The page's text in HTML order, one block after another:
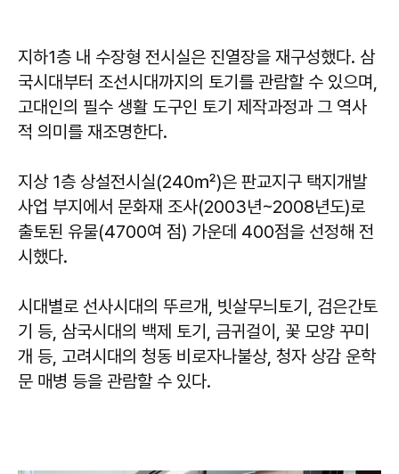
지하1층 내 수장형 전시실은 진열장을 재구성했다. 삼
국시대부터 조선시대까지의 토기를 관람할 수 있으며,
고대인의 필수 생활 도구인 토기 제작과정과 그 역사
적 의미를 재조명한다.
지상 1층 상설전시실(240㎡)은 판교지구 택지개발
사업 부지에서 문화재 조사(2003년~2008년도)로
출토된 유물(4700여 점) 가운데 400점을 선정해 전
시했다.
시대별로 선사시대의 뚜르개, 빗살무늬토기, 검은간토
기 등, 삼국시대의 백제 토기, 금귀걸이, 꽃 모양 꾸미
개 등, 고려시대의 청동 비로자나불상, 청자 상감 운학
문 매병 등을 관람할 수 있다.